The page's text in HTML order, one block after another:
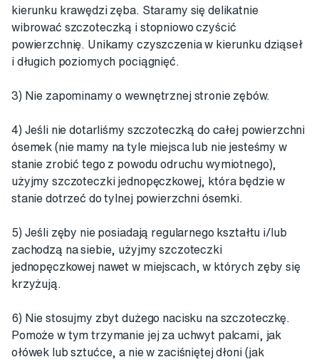
kierunku krawędzi zęba. Staramy się delikatnie
wibrować szczoteczką i stopniowo czyścić
powierzchnię. Unikamy czyszczenia w kierunku dziąseł
i długich poziomych pociągnięć.
3) Nie zapominamy o wewnętrznej stronie zębów.
4) Jeśli nie dotarliśmy szczoteczką do całej powierzchni
ósemek (nie mamy na tyle miejsca lub nie jesteśmy w
stanie zrobić tego z powodu odruchu wymiotnego),
użyjmy szczoteczki jednopęczkowej, która będzie w
stanie dotrzeć do tylnej powierzchni ósemki.
5) Jeśli zęby nie posiadają regularnego kształtu i/lub
zachodzą na siebie, użyjmy szczoteczki
jednopęczkowej nawet w miejscach, w których zęby się
krzyżują.
6) Nie stosujmy zbyt dużego nacisku na szczoteczkę.
Pomoże w tym trzymanie jej za uchwyt palcami, jak
ołówek lub sztućce, a nie w zaciśniętej dłoni (jak